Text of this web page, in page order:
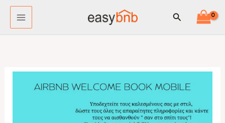
Μετάβαση
περιεχόμενο
Αναζήτηση
Welcome